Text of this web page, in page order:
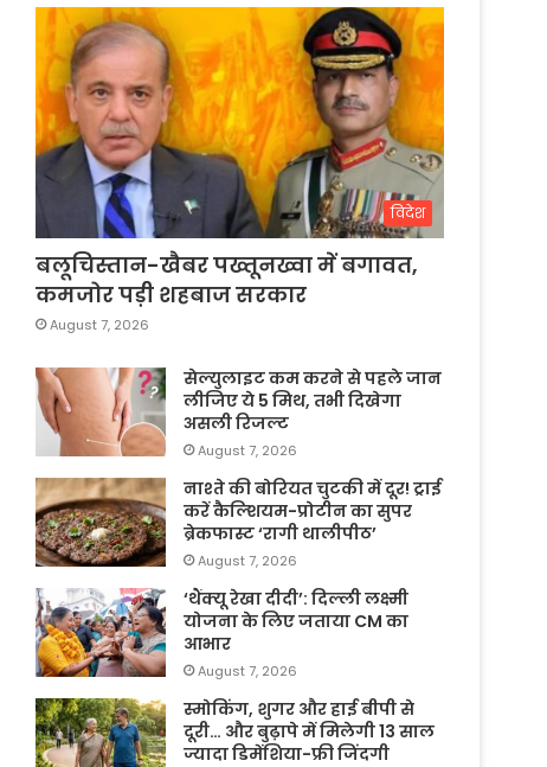
विदेश
बलूचिस्तान-खैबर पख्तूनख्वा में बगावत,
कमजोर पड़ी शहबाज सरकार
August 7, 2026
सेल्युलाइट कम करने से पहले जान
लीजिए ये 5 मिथ, तभी दिखेगा
असली रिजल्ट
August 7, 2026
नाश्ते की बोरियत चुटकी में दूर! ट्राई
करें कैल्शियम-प्रोटीन का सुपर
ब्रेकफास्ट ‘रागी थालीपीठ’
August 7, 2026
‘थैंक्यू रेखा दीदी’: दिल्ली लक्ष्मी
योजना के लिए जताया CM का
आभार
August 7, 2026
स्मोकिंग, शुगर और हाई बीपी से
दूरी… और बुढ़ापे में मिलेगी 13 साल
ज्यादा डिमेंशिया-फ्री जिंदगी